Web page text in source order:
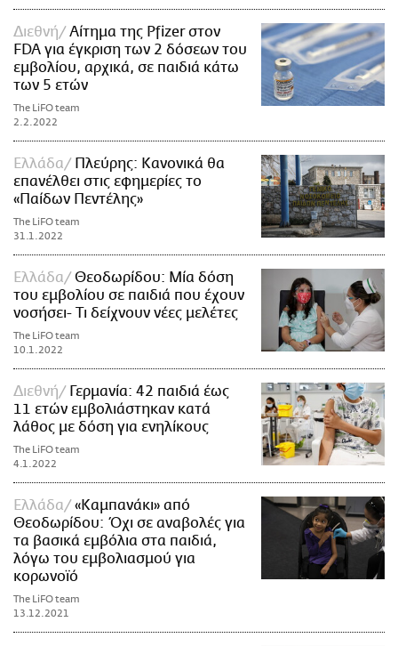
Διεθνή
Αίτημα της Pfizer στον
FDA για έγκριση των 2 δόσεων του
εμβολίου, αρχικά, σε παιδιά κάτω
των 5 ετών
The LiFO team
2.2.2022
Ελλάδα
Πλεύρης: Κανονικά θα
επανέλθει στις εφημερίες το
«Παίδων Πεντέλης»
The LiFO team
31.1.2022
Ελλάδα
Θεοδωρίδου: Μία δόση
του εμβολίου σε παιδιά που έχουν
νοσήσει- Τι δείχνουν νέες μελέτες
The LiFO team
10.1.2022
Διεθνή
Γερμανία: 42 παιδιά έως
11 ετών εμβολιάστηκαν κατά
λάθος με δόση για ενηλίκους
The LiFO team
4.1.2022
Ελλάδα
«Καμπανάκι» από
Θεοδωρίδου: Όχι σε αναβολές για
τα βασικά εμβόλια στα παιδιά,
λόγω του εμβολιασμού για
κορωνοϊό
The LiFO team
13.12.2021